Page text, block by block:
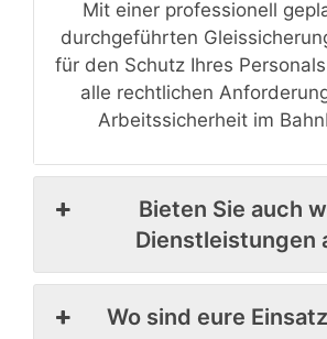
Mit einer professionell
durchgeführten
für den Schutz Ihres
alle rechtlichen
Arbeitssicherheit im
Bieten Sie auch
Dienstleistungen
Wo sind eure